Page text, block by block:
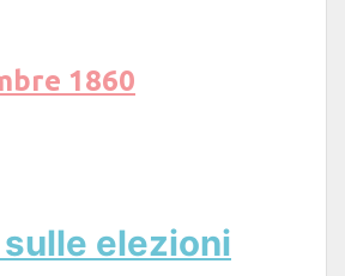
1860
sulle elezioni